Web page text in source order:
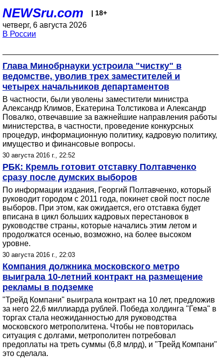
NEWSru.com | 18+
четверг, 6 августа 2026
В России
Глава Минобрнауки устроила "чистку" в
ведомстве, уволив трех заместителей и
четырех начальников департаментов
В частности, были уволены заместители министра
Александр Климов, Екатерина Толстикова и Александр
Повалко, отвечавшие за важнейшие направления работы
министерства, в частности, проведение конкурсных
процедур, информационную политику, кадровую политику,
имущество и финансовые вопросы.
30 августа 2016 г., 22:52
РБК: Кремль готовит отставку Полтавченко
сразу после думских выборов
По информации издания, Георгий Полтавченко, который
руководит городом с 2011 года, покинет свой пост после
выборов. При этом, как ожидается, его отставка будет
вписана в цикл больших кадровых перестановок в
руководстве страны, которые начались этим летом и
продолжатся осенью, возможно, на более высоком
уровне.
30 августа 2016 г., 22:03
Компания должника московского метро
выиграла 10-летний контракт на размещение
рекламы в подземке
"Трейд Компани" выиграла контракт на 10 лет, предложив
за него 22,6 миллиарда рублей. Победа холдинга "Гема" в
торгах стала неожиданностью для руководства
московского метрополитена. Чтобы не повторилась
ситуация с долгами, метрополитен потребовал
предоплаты на треть суммы (6,8 млрд), и "Трейд Компани"
это сделала.